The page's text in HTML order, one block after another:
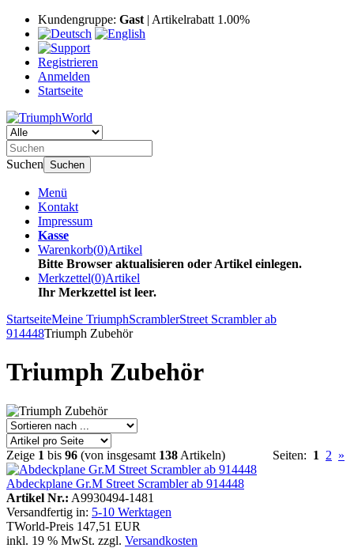
Kundengruppe: Gast | Artikelrabatt 1.00%
Registrieren
Anmelden
Startseite
Suchen Suchen
Menü
Kontakt
Impressum
Kasse
Warenkorb(0)Artikel
Bitte Browser aktualisieren oder Artikel einlegen.
Merkzettel(0)Artikel
Ihr Merkzettel ist leer.
StartseiteMeine TriumphScramblerStreet Scrambler ab
914448Triumph Zubehör
Triumph Zubehör
Zeige 1 bis 96 (von insgesamt 138 Artikeln) Seiten: 1 2 »
Abdeckplane Gr.M Street Scrambler ab 914448
Artikel Nr.: A9930494-1481
Versandfertig in: 5-10 Werktagen
TWorld-Preis 147,51 EUR
inkl. 19 % MwSt. zzgl. Versandkosten